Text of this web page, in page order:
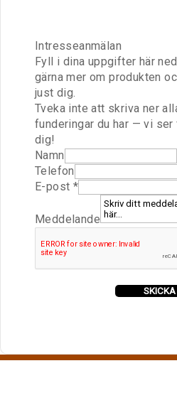
Intresseanmälan
Fyll i dina uppgifter här
gärna mer om produkten
just dig.
Tveka inte att skriva ner
funderingar du har — vi
dig!
a
v
E
p
s
l
Namn
Telefon
E-post *
Meddelande
SKICKA